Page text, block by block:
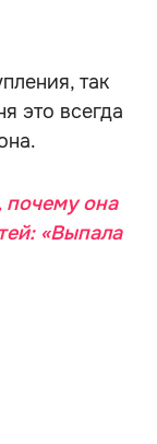
так
это всегда
почему она
«Выпала